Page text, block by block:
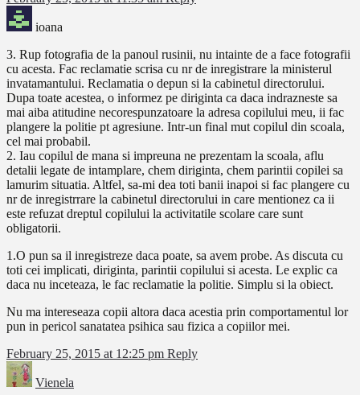
ioana
3. Rup fotografia de la panoul rusinii, nu intainte de a face fotografii
cu acesta. Fac reclamatie scrisa cu nr de inregistrare la ministerul
invatamantului. Reclamatia o depun si la cabinetul directorului.
Dupa toate acestea, o informez pe diriginta ca daca indrazneste sa
mai aiba atitudine necorespunzatoare la adresa copilului meu, ii fac
plangere la politie pt agresiune. Intr-un final mut copilul din scoala,
cel mai probabil.
2. Iau copilul de mana si impreuna ne prezentam la scoala, aflu
detalii legate de intamplare, chem diriginta, chem parintii copilei sa
lamurim situatia. Altfel, sa-mi dea toti banii inapoi si fac plangere cu
nr de inregistrrare la cabinetul directorului in care mentionez ca ii
este refuzat dreptul copilului la activitatile scolare care sunt
obligatorii.
1.O pun sa il inregistreze daca poate, sa avem probe. As discuta cu
toti cei implicati, diriginta, parintii copilului si acesta. Le explic ca
daca nu inceteaza, le fac reclamatie la politie. Simplu si la obiect.
Nu ma intereseaza copii altora daca acestia prin comportamentul lor
pun in pericol sanatatea psihica sau fizica a copiilor mei.
February 25, 2015 at 12:25 pm Reply
Vienela